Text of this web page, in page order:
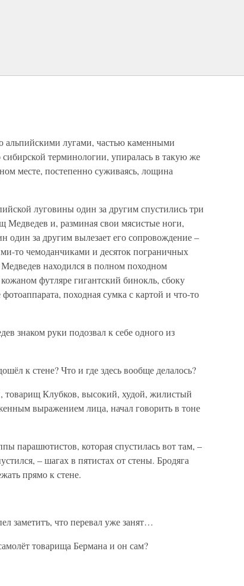
лугами, частью каменными
терминологии, упиралась в такую же
месте, постепенно суживаясь, лощина
луговины один за другим спустились три
Медведев и, разминая свои мясистые ноги,
один за другим вылезает его сопровождение –
то чемоданчиками и десяток пограничных
находился в полном походном
футляре гигантский бинокль, сбоку
походная сумка с картой и что-то
знаком руки подозвал к себе одного из
к стене? Что и где здесь вообще делалось?
товарищ Клубков, высокий, худой, жилистый
выражением лица, начал говорить в тоне
парашютистов, которая спустилась вот там, –
– шагах в пятистах от стены. Бродяга
прямо к стене.
заметитъ, что перевал уже занят…
товарища Бермана и он сам?